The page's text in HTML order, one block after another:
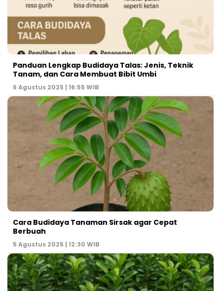
Panduan Lengkap Budidaya Talas: Jenis, Teknik
Tanam, dan Cara Membuat Bibit Umbi
6 Agustus 2025 | 16:55 WIB
Cara Budidaya Tanaman Sirsak agar Cepat
Berbuah
5 Agustus 2025 | 12:30 WIB